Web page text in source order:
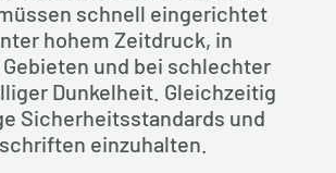
schnell eingerichtet
hohem Zeitdruck, in
und bei schlechter
Dunkelheit. Gleichzeitig
Sicherheitsstandards und
einzuhalten.